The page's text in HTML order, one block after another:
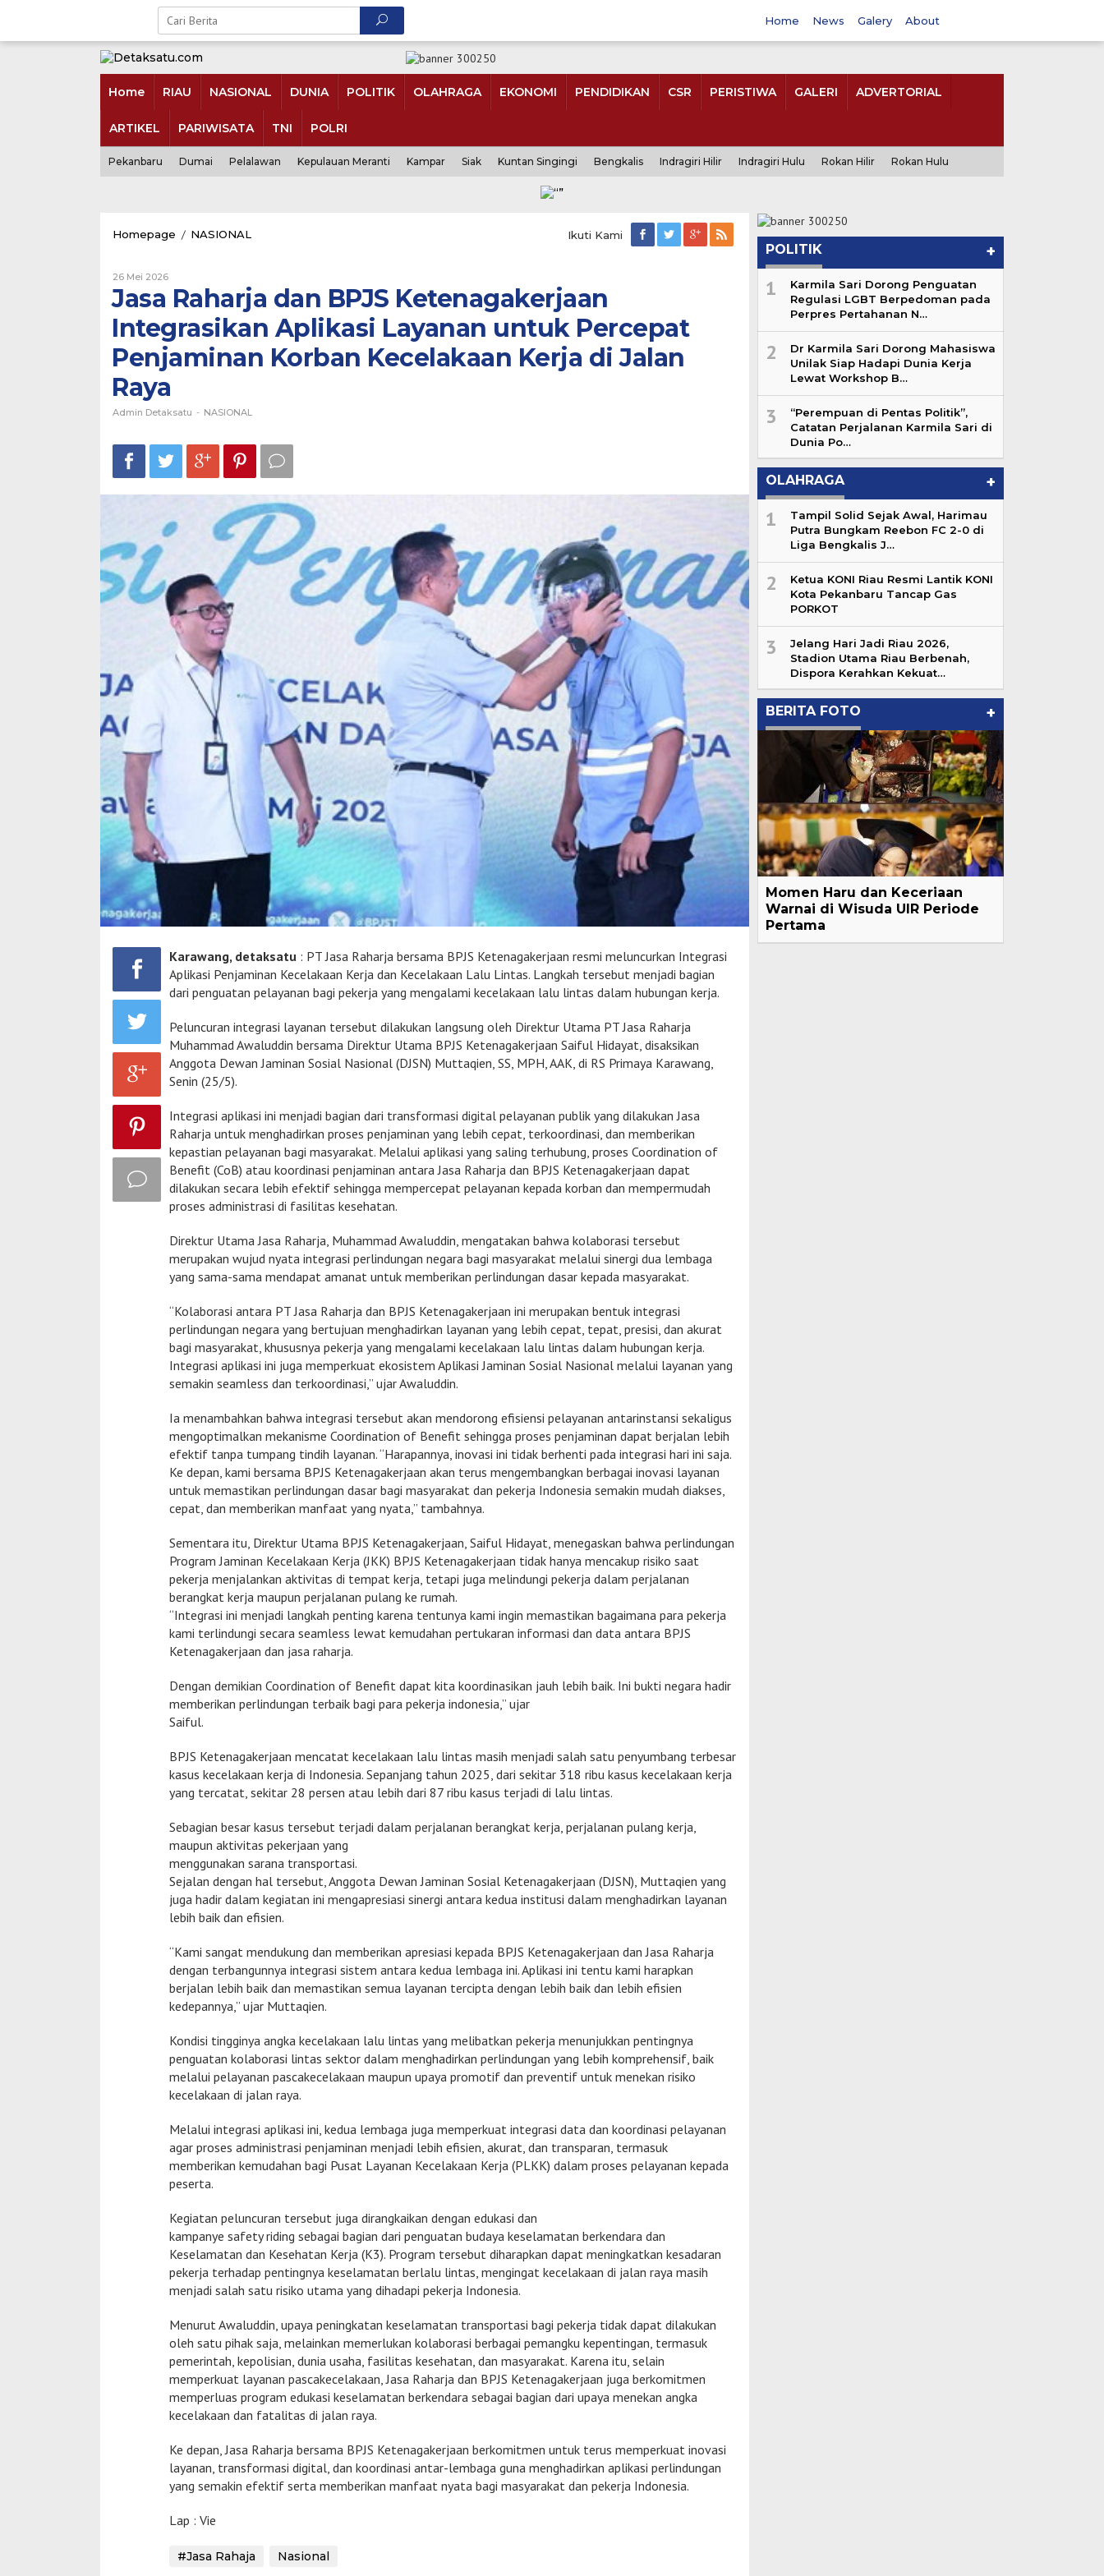
Home News Galery About
Home RIAU NASIONAL DUNIA POLITIK OLAHRAGA EKONOMI PENDIDIKAN CSR PERISTIWA GALERI ADVERTORIAL
ARTIKEL PARIWISATA TNI POLRI
Pekanbaru Dumai Pelalawan Kepulauan Meranti Kampar Siak Kuntan Singingi Bengkalis Indragiri Hilir Indragiri Hulu Rokan Hilir Rokan Hulu
Homepage / NASIONAL
Ketenagakerjaan
Integrasikan
Aplikasi
Layanan
untuk
Percepat
Jalan
Raya
Ikuti Kami
26 Mei 2026Oleh
Detaksatu
Jasa Raharja dan BPJS Ketenagakerjaan
Integrasikan Aplikasi Layanan untuk Percepat
Penjaminan Korban Kecelakaan Kerja di Jalan
Raya
Admin Detaksatu - NASIONAL
Karawang, detaksatu : PT Jasa Raharja bersama BPJS Ketenagakerjaan resmi meluncurkan Integrasi
Aplikasi Penjaminan Kecelakaan Kerja dan Kecelakaan Lalu Lintas. Langkah tersebut menjadi bagian
dari penguatan pelayanan bagi pekerja yang mengalami kecelakaan lalu lintas dalam hubungan kerja.
Peluncuran integrasi layanan tersebut dilakukan langsung oleh Direktur Utama PT Jasa Raharja
Muhammad Awaluddin bersama Direktur Utama BPJS Ketenagakerjaan Saiful Hidayat, disaksikan
Anggota Dewan Jaminan Sosial Nasional (DJSN) Muttaqien, SS, MPH, AAK, di RS Primaya Karawang,
Senin (25/5).
Integrasi aplikasi ini menjadi bagian dari transformasi digital pelayanan publik yang dilakukan Jasa
Raharja untuk menghadirkan proses penjaminan yang lebih cepat, terkoordinasi, dan memberikan
kepastian pelayanan bagi masyarakat. Melalui aplikasi yang saling terhubung, proses Coordination of
Benefit (CoB) atau koordinasi penjaminan antara Jasa Raharja dan BPJS Ketenagakerjaan dapat
dilakukan secara lebih efektif sehingga mempercepat pelayanan kepada korban dan mempermudah
proses administrasi di fasilitas kesehatan.
Direktur Utama Jasa Raharja, Muhammad Awaluddin, mengatakan bahwa kolaborasi tersebut
merupakan wujud nyata integrasi perlindungan negara bagi masyarakat melalui sinergi dua lembaga
yang sama-sama mendapat amanat untuk memberikan perlindungan dasar kepada masyarakat.
“Kolaborasi antara PT Jasa Raharja dan BPJS Ketenagakerjaan ini merupakan bentuk integrasi
perlindungan negara yang bertujuan menghadirkan layanan yang lebih cepat, tepat, presisi, dan akurat
bagi masyarakat, khususnya pekerja yang mengalami kecelakaan lalu lintas dalam hubungan kerja.
Integrasi aplikasi ini juga memperkuat ekosistem Aplikasi Jaminan Sosial Nasional melalui layanan yang
semakin seamless dan terkoordinasi,” ujar Awaluddin.
Ia menambahkan bahwa integrasi tersebut akan mendorong efisiensi pelayanan antarinstansi sekaligus
mengoptimalkan mekanisme Coordination of Benefit sehingga proses penjaminan dapat berjalan lebih
efektif tanpa tumpang tindih layanan. “Harapannya, inovasi ini tidak berhenti pada integrasi hari ini saja.
Ke depan, kami bersama BPJS Ketenagakerjaan akan terus mengembangkan berbagai inovasi layanan
untuk memastikan perlindungan dasar bagi masyarakat dan pekerja Indonesia semakin mudah diakses,
cepat, dan memberikan manfaat yang nyata,” tambahnya.
Sementara itu, Direktur Utama BPJS Ketenagakerjaan, Saiful Hidayat, menegaskan bahwa perlindungan
Program Jaminan Kecelakaan Kerja (JKK) BPJS Ketenagakerjaan tidak hanya mencakup risiko saat
pekerja menjalankan aktivitas di tempat kerja, tetapi juga melindungi pekerja dalam perjalanan
berangkat kerja maupun perjalanan pulang ke rumah.
“Integrasi ini menjadi langkah penting karena tentunya kami ingin memastikan bagaimana para pekerja
kami terlindungi secara seamless lewat kemudahan pertukaran informasi dan data antara BPJS
Ketenagakerjaan dan jasa raharja.
Dengan demikian Coordination of Benefit dapat kita koordinasikan jauh lebih baik. Ini bukti negara hadir
memberikan perlindungan terbaik bagi para pekerja indonesia,” ujar
Saiful.
BPJS Ketenagakerjaan mencatat kecelakaan lalu lintas masih menjadi salah satu penyumbang terbesar
kasus kecelakaan kerja di Indonesia. Sepanjang tahun 2025, dari sekitar 318 ribu kasus kecelakaan kerja
yang tercatat, sekitar 28 persen atau lebih dari 87 ribu kasus terjadi di lalu lintas.
Sebagian besar kasus tersebut terjadi dalam perjalanan berangkat kerja, perjalanan pulang kerja,
maupun aktivitas pekerjaan yang
menggunakan sarana transportasi.
Sejalan dengan hal tersebut, Anggota Dewan Jaminan Sosial Ketenagakerjaan (DJSN), Muttaqien yang
juga hadir dalam kegiatan ini mengapresiasi sinergi antara kedua institusi dalam menghadirkan layanan
lebih baik dan efisien.
“Kami sangat mendukung dan memberikan apresiasi kepada BPJS Ketenagakerjaan dan Jasa Raharja
dengan terbangunnya integrasi sistem antara kedua lembaga ini. Aplikasi ini tentu kami harapkan
berjalan lebih baik dan memastikan semua layanan tercipta dengan lebih baik dan lebih efisien
kedepannya,” ujar Muttaqien.
Kondisi tingginya angka kecelakaan lalu lintas yang melibatkan pekerja menunjukkan pentingnya
penguatan kolaborasi lintas sektor dalam menghadirkan perlindungan yang lebih komprehensif, baik
melalui pelayanan pascakecelakaan maupun upaya promotif dan preventif untuk menekan risiko
kecelakaan di jalan raya.
Melalui integrasi aplikasi ini, kedua lembaga juga memperkuat integrasi data dan koordinasi pelayanan
agar proses administrasi penjaminan menjadi lebih efisien, akurat, dan transparan, termasuk
memberikan kemudahan bagi Pusat Layanan Kecelakaan Kerja (PLKK) dalam proses pelayanan kepada
peserta.
Kegiatan peluncuran tersebut juga dirangkaikan dengan edukasi dan
kampanye safety riding sebagai bagian dari penguatan budaya keselamatan berkendara dan
Keselamatan dan Kesehatan Kerja (K3). Program tersebut diharapkan dapat meningkatkan kesadaran
pekerja terhadap pentingnya keselamatan berlalu lintas, mengingat kecelakaan di jalan raya masih
menjadi salah satu risiko utama yang dihadapi pekerja Indonesia.
Menurut Awaluddin, upaya peningkatan keselamatan transportasi bagi pekerja tidak dapat dilakukan
oleh satu pihak saja, melainkan memerlukan kolaborasi berbagai pemangku kepentingan, termasuk
pemerintah, kepolisian, dunia usaha, fasilitas kesehatan, dan masyarakat. Karena itu, selain
memperkuat layanan pascakecelakaan, Jasa Raharja dan BPJS Ketenagakerjaan juga berkomitmen
memperluas program edukasi keselamatan berkendara sebagai bagian dari upaya menekan angka
kecelakaan dan fatalitas di jalan raya.
Ke depan, Jasa Raharja bersama BPJS Ketenagakerjaan berkomitmen untuk terus memperkuat inovasi
layanan, transformasi digital, dan koordinasi antar-lembaga guna menghadirkan aplikasi perlindungan
yang semakin efektif serta memberikan manfaat nyata bagi masyarakat dan pekerja Indonesia.
Lap : Vie
#Jasa Rahaja Nasional
POLITIK +
1
Karmila Sari Dorong Penguatan
Regulasi LGBT Berpedoman pada
Perpres Pertahanan N…
2
Dr Karmila Sari Dorong Mahasiswa
Unilak Siap Hadapi Dunia Kerja
Lewat Workshop B…
3
“Perempuan di Pentas Politik”,
Catatan Perjalanan Karmila Sari di
Dunia Po…
OLAHRAGA +
1
Tampil Solid Sejak Awal, Harimau
Putra Bungkam Reebon FC 2-0 di
Liga Bengkalis J…
2
Ketua KONI Riau Resmi Lantik KONI
Kota Pekanbaru Tancap Gas
PORKOT
3
Jelang Hari Jadi Riau 2026,
Stadion Utama Riau Berbenah,
Dispora Kerahkan Kekuat…
BERITA FOTO +
Momen Haru dan Keceriaan
Warnai di Wisuda UIR Periode
Pertama